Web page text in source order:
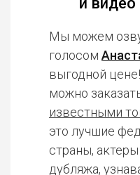
Мы можем
голосом
выгодной
можно
известными
это лучшие
страны,
дубляжа,